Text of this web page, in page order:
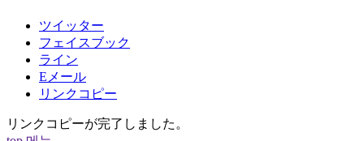
ツイッター
フェイスブック
ライン
Eメール
リンクコピー
リンクコピーが完了しました。